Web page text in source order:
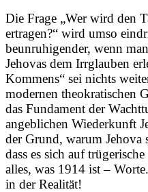
Die Frage „Wer wird den
ertragen?“ wird umso
beunruhigender, wenn
Jehovas dem Irrglauben
Kommens“ sei nichts
modernen theokratischen
das Fundament der
angeblichen Wiederkunft
der Grund, warum Jehova
dass es sich auf
alles, was 1914 ist –
in der Realität!